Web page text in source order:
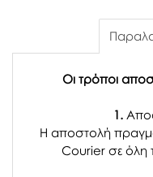
Οι τρόποι
1.
Η αποστολή
Courier σε όλη